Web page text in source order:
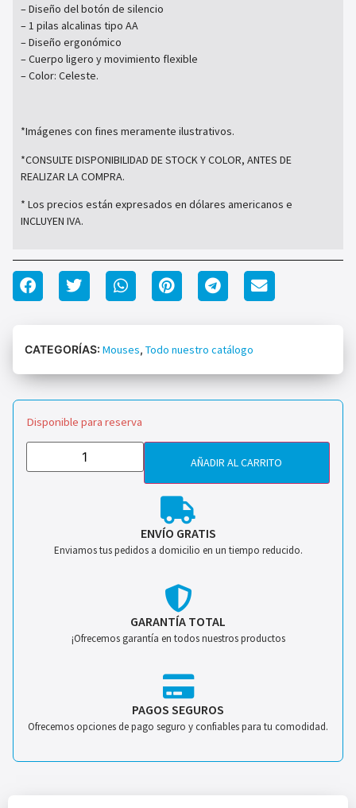
– Diseño del botón de silencio
– 1 pilas alcalinas tipo AA
– Diseño ergonómico
– Cuerpo ligero y movimiento flexible
– Color: Celeste.
*Imágenes con fines meramente ilustrativos.
*CONSULTE DISPONIBILIDAD DE STOCK Y COLOR, ANTES DE
REALIZAR LA COMPRA.
* Los precios están expresados en dólares americanos e
INCLUYEN IVA.
CATEGORÍAS: Mouses, Todo nuestro catálogo
Disponible para reserva
AÑADIR AL CARRITO
ENVÍO GRATIS
Enviamos tus pedidos a domicilio en un tiempo reducido.
GARANTÍA TOTAL
¡Ofrecemos garantía en todos nuestros productos
PAGOS SEGUROS
Ofrecemos opciones de pago seguro y confiables para tu comodidad.